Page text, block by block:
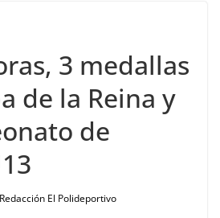
3 medallas
de la Reina y
de
Redacción El Polideportivo